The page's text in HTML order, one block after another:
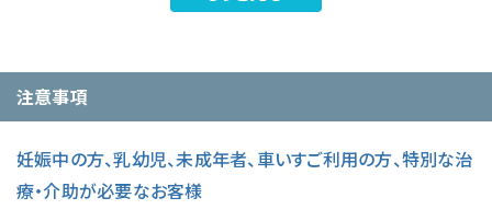
注意事項
妊娠中の方、乳幼児、未成年者、車いすご利用の方、特別な治
療・介助が必要なお客様